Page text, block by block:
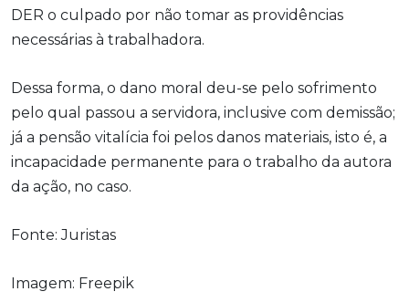
DER o culpado por não tomar as providências
necessárias à trabalhadora.
Dessa forma, o dano moral deu-se pelo sofrimento
pelo qual passou a servidora, inclusive com demissão;
já a pensão vitalícia foi pelos danos materiais, isto é, a
incapacidade permanente para o trabalho da autora
da ação, no caso.
Fonte: Juristas
Imagem: Freepik